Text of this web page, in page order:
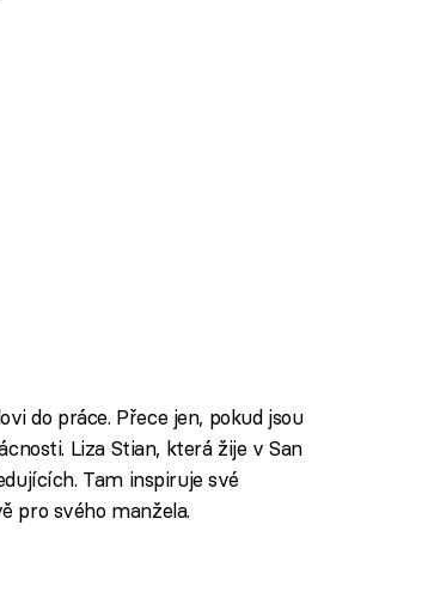
do práce. Přece jen, pokud jsou
Liza Stian, která žije v San
Tam inspiruje své
pro svého manžela.